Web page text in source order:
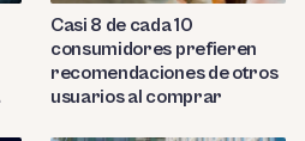
Casi 8 de cada 10
consumidores prefieren
recomendaciones de otros
usuarios al comprar